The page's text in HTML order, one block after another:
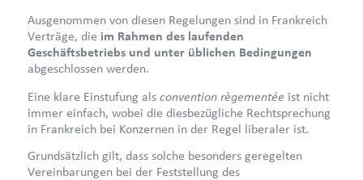
Ausgenommen von diesen Regelungen sind in Frankreich
Verträge, die im Rahmen des laufenden
Geschäftsbetriebs und unter üblichen Bedingungen
abgeschlossen werden.
Eine klare Einstufung als convention règementée ist nicht
immer einfach, wobei die diesbezügliche Rechtsprechung
in Frankreich bei Konzernen in der Regel liberaler ist.
Grundsätzlich gilt, dass solche besonders geregelten
Vereinbarungen bei der Feststellung des